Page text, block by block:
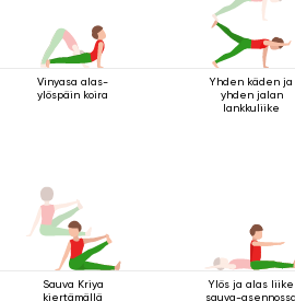
Vinyasa alas-
ylöspäin koira
Yhden käden ja
yhden jalan
lankkuliike
Sauva Kriya
kiertämällä
Ylös ja alas liike
sauva-asennossa